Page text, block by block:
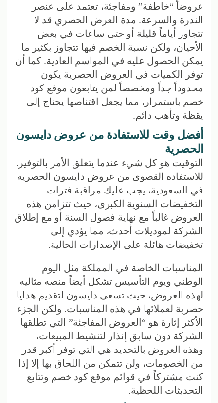
عروضاً “خاطفة” ومفاجئة، تعتمد على عنصر
الندرة والسرعة. مدة العرض الحصري قد لا
تتجاوز أياماً قليلة أو حتى ساعات في بعض
الأحيان، ولكن نسبة الخصم فيها تتجاوز بكثير ما
يمكن الحصول عليه في المواسم العادية. كما أن
توفر الكميات في العروض الحصرية يكون
محدوداً جداً ومخصصاً لمن يتابعون موقع كود
خصم باستمرار، مما يجعل اقتناصها يحتاج إلى
يقظة وتأهب دائم.
أفضل وقت للاستفادة من عروض دايسون
الحصرية
التوقيت هو كل شيء عندما يتعلق الأمر بالتوفير.
للاستفادة القصوى من عروض دايسون الحصرية
في السعودية، يجب عليك مراقبة فترات
التخفيضات السنوية الكبرى، حيث تتزامن هذه
العروض غالباً مع نهاية فصول السنة أو مع إطلاق
الشركة لموديلات أحدث، مما يؤدي إلى
تخفيضات هائلة على الإصدارات الحالية.
المناسبات الخاصة في المملكة مثل اليوم
الوطني ويوم التأسيس تشكل أيضاً منصة مثالية
لهذه العروض، حيث تسعى دايسون لتقديم هدايا
حصرية لعملائها في هذه المناسبات. ولكن الجزء
الأكثر إثارة هو “العروض المفاجئة” التي تطلقها
الشركة دون سابق إنذار لتنشيط المبيعات،
وهذه العروض بالتحديد هي التي توفر أكبر قدر
من الخصومات، ولن تتمكن من اللحاق بها إلا إذا
كنت مشتركاً في قوائم موقع كود خصم وتتابع
التحديثات اللحظية.